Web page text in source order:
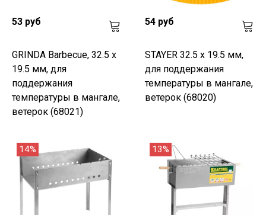
53 руб
GRINDA Barbecue, 32.5 х
19.5 мм, для
поддержания
температуры в мангале,
ветерок (68021)
54 руб
STAYER 32.5 х 19.5 мм,
для поддержания
температуры в мангале,
ветерок (68020)
14% 13%